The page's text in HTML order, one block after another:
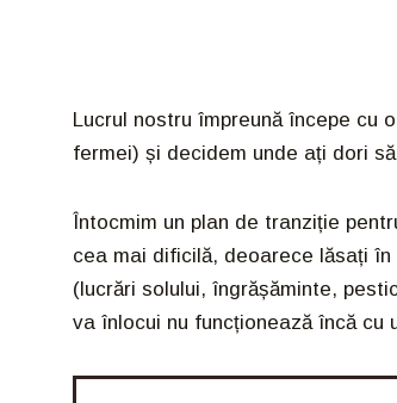
Lucrul nostru împreună începe cu
fermei) și decidem unde ați dori
Întocmim un plan de tranziție
cea mai dificilă, deoarece lăsați
(lucrări solului, îngrășăminte,
va înlocui nu funcționează încă cu